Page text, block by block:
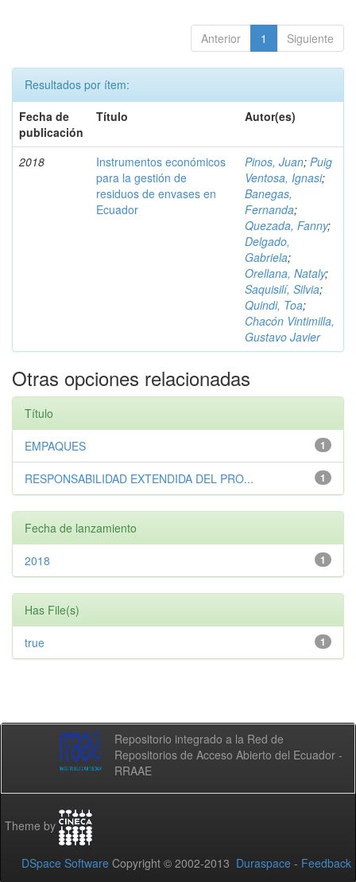
Anterior 1 Siguiente
Resultados por ítem:
Fecha de
publicación
Título Autor(es)
2018
Instrumentos económicos
para la gestión de
residuos de envases en
Ecuador
Pinos, Juan; Puig
Ventosa, Ignasi;
Banegas,
Fernanda;
Quezada, Fanny;
Delgado,
Gabriela;
Orellana, Nataly;
Saquisilí, Silvia;
Quindi, Toa;
Chacón Vintimilla,
Gustavo Javier
Otras opciones relacionadas
Título
1
EMPAQUES
1
RESPONSABILIDAD EXTENDIDA DEL PRO...
Fecha de lanzamiento
1
2018
Has File(s)
1
true
Repositorio integrado a la Red de
Repositorios de Acceso Abierto del Ecuador -
RRAAE
Theme by
DSpace Software Copyright © 2002-2013 Duraspace - Feedback